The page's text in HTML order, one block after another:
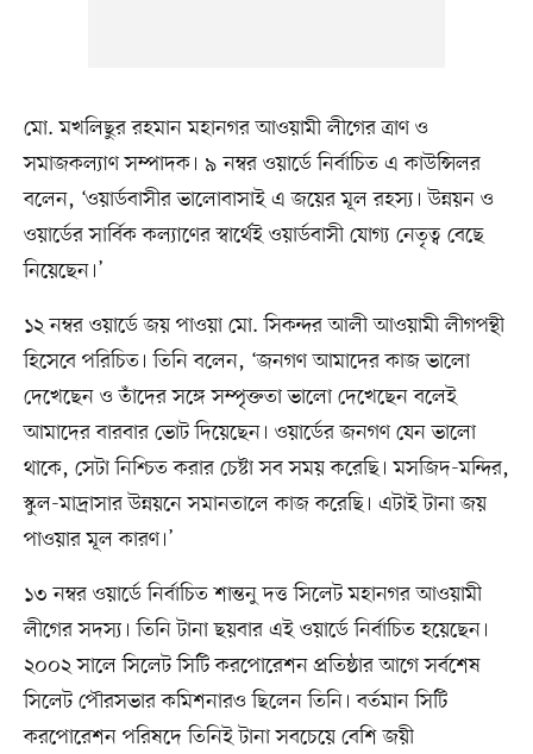
মো. মখলিছুর রহমান মহানগর আওয়ামী লীগের ত্রাণ ও
সমাজকল্যাণ সম্পাদক। ৯ নম্বর ওয়ার্ডে নির্বাচিত এ কাউন্সিলর
বলেন, ‘ওয়ার্ডবাসীর ভালোবাসাই এ জয়ের মূল রহস্য। উন্নয়ন ও
ওয়ার্ডের সার্বিক কল্যাণের স্বার্থেই ওয়ার্ডবাসী যোগ্য নেতৃত্ব বেছে
নিয়েছেন।’
১২ নম্বর ওয়ার্ডে জয় পাওয়া মো. সিকন্দর আলী আওয়ামী লীগপন্থী
হিসেবে পরিচিত। তিনি বলেন, ‘জনগণ আমাদের কাজ ভালো
দেখেছেন ও তাঁদের সঙ্গে সম্পৃক্ততা ভালো দেখেছেন বলেই
আমাদের বারবার ভোট দিয়েছেন। ওয়ার্ডের জনগণ যেন ভালো
থাকে, সেটা নিশ্চিত করার চেষ্টা সব সময় করেছি। মসজিদ-মন্দির,
স্কুল-মাদ্রাসার উন্নয়নে সমানতালে কাজ করেছি। এটাই টানা জয়
পাওয়ার মূল কারণ।’
১৩ নম্বর ওয়ার্ডে নির্বাচিত শান্তনু দত্ত সিলেট মহানগর আওয়ামী
লীগের সদস্য। তিনি টানা ছয়বার এই ওয়ার্ডে নির্বাচিত হয়েছেন।
২০০২ সালে সিলেট সিটি করপোরেশন প্রতিষ্ঠার আগে সর্বশেষ
সিলেট পৌরসভার কমিশনারও ছিলেন তিনি। বর্তমান সিটি
করপোরেশন পরিষদে তিনিই টানা সবচেয়ে বেশি জয়ী